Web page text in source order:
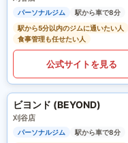
パーソナルジム
駅から車で8分
駅から5分以内のジムに通いたい人
食事管理も任せたい人
公式サイトを見る
ビヨンド (BEYOND)
刈谷店
パーソナルジム
駅から車で8分